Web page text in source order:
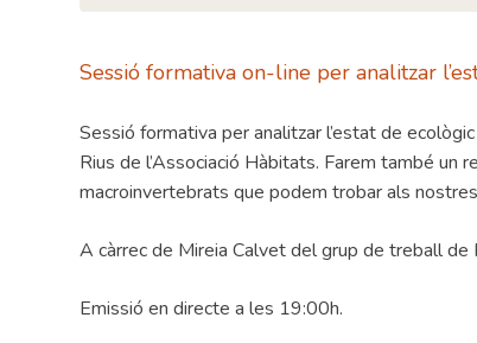
Sessió formativa on-line per analitzar
Sessió formativa per analitzar l’estat de
Rius de l’Associació Hàbitats. Farem també un
macroinvertebrats que podem trobar als
A càrrec de Mireia Calvet del grup de treball de
Emissió en directe a les 19:00h.